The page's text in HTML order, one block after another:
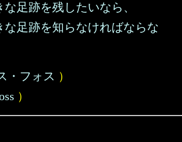
足跡を残したいなら、
な足跡を知らなければならな
・フォス ）
）